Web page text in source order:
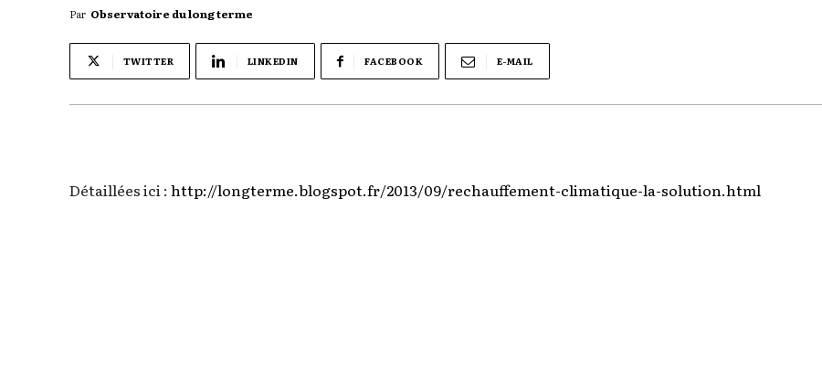
Par Observatoire du long terme
TWITTER LINKEDIN FACEBOOK E-MAIL
Détaillées ici : http://longterme.blogspot.fr/2013/09/rechauffement-climatique-la-solution.html